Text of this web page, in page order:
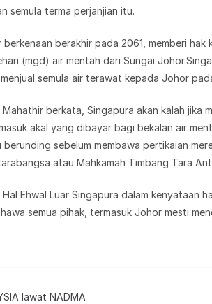
semula terma perjanjian itu.
berkenaan berakhir pada 2061, memberi
(mgd) air mentah dari Sungai
semula air terawat kepada Johor
Mahathir berkata, Singapura akan kalah jika
akal yang dibayar bagi bekalan air
sebelum membawa pertikaian
atau Mahkamah Timbang Tara
Hal Ehwal Luar Singapura dalam kenyataan
semua pihak, termasuk Johor mesti
lawat NADMA